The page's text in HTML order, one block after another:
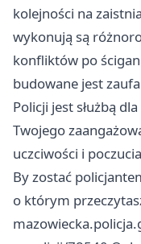
kolejności na
wykonują są
konfliktów po
budowane jest
Policji jest służbą
Twojego
uczciwości i
By zostać
o którym